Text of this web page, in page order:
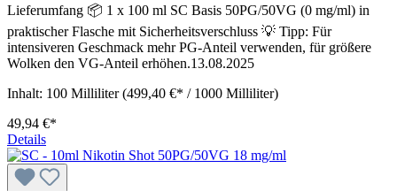
Lieferumfang 📦 1 x 100 ml SC Basis 50PG/50VG (0 mg/ml) in
praktischer Flasche mit Sicherheitsverschluss 💡 Tipp: Für
intensiveren Geschmack mehr PG-Anteil verwenden, für größere
Wolken den VG-Anteil erhöhen.13.08.2025
Inhalt: 100 Milliliter(499,40 €* / 1000 Milliliter)
49,94 €*
Details